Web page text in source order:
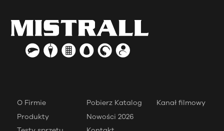
O Firmie
Produkty
Pobierz Katalog
Nowości 2026
Kanał filmowy